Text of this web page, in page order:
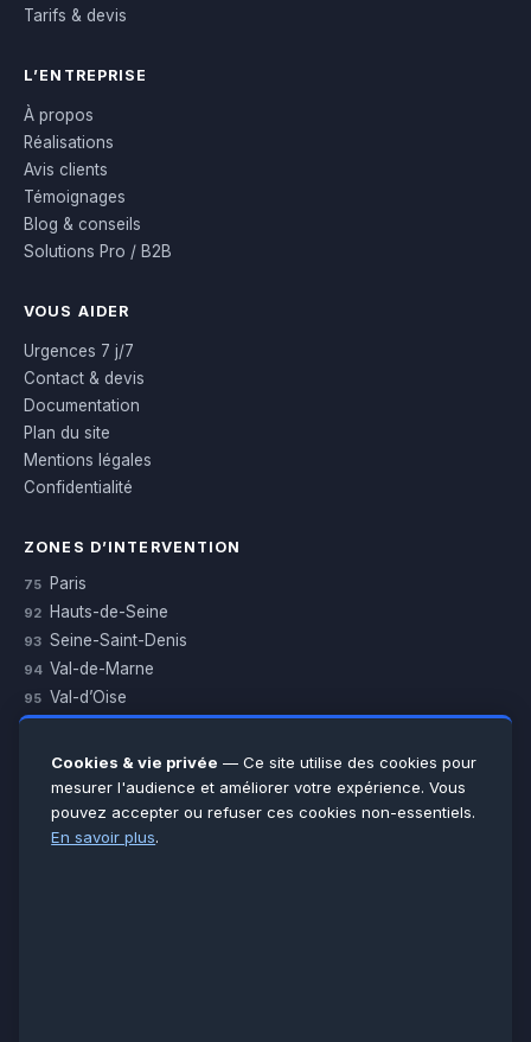
Tarifs & devis
L’ENTREPRISE
À propos
Réalisations
Avis clients
Témoignages
Blog & conseils
Solutions Pro / B2B
VOUS AIDER
Urgences 7 j/7
Contact & devis
Documentation
Plan du site
Mentions légales
Confidentialité
ZONES D’INTERVENTION
75 Paris
92 Hauts-de-Seine
93 Seine-Saint-Denis
94 Val-de-Marne
95 Val-d’Oise
Essonne
Seine-et-Marne
Voir toutes les villes →
Cookies & vie privée — Ce site utilise des cookies pour
mesurer l'audience et améliorer votre expérience. Vous
pouvez accepter ou refuser ces cookies non-essentiels.
En savoir plus.